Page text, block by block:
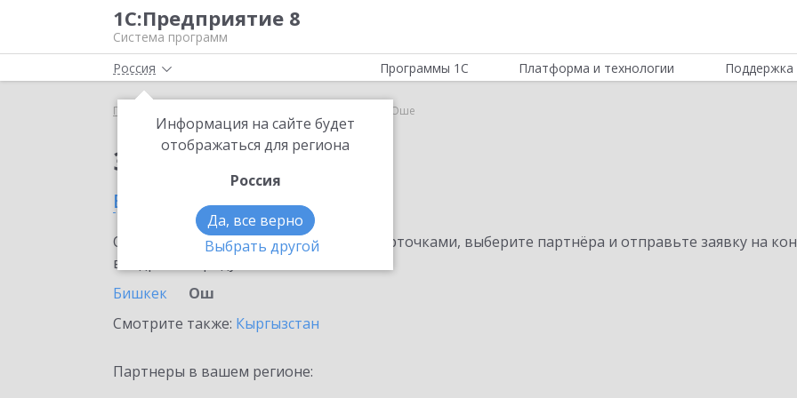
1С:Предприятие 8
Система программ
Россия
Информация на сайте будет
отображаться для региона
Россия
Да, все верно
Выбрать другой
Программы 1С Платформа и технологии Поддержка
Главная 1С:ЕГИСЗ в Оше
Заказать 1С:ЕГИСЗ
в Оше
Ознакомьтесь с информационными карточками, выберите партнёра и отправьте заявку на
внедрение продукта.
Бишкек
Ош
Смотрите также: Кыргызстан
Партнеры в вашем регионе: